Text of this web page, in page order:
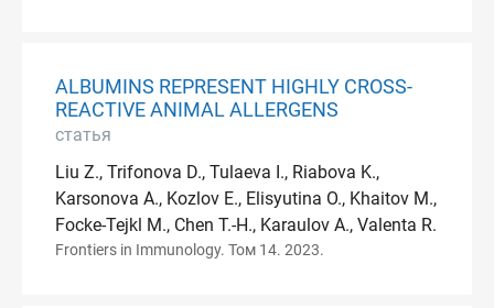
ALBUMINS REPRESENT HIGHLY CROSS-
REACTIVE ANIMAL ALLERGENS
статья
Liu Z., Trifonova D., Tulaeva I., Riabova K.,
Karsonova A., Kozlov E., Elisyutina O., Khaitov M.,
Focke-Tejkl M., Chen T.-H., Karaulov A., Valenta R.
Frontiers in Immunology. Том 14. 2023.